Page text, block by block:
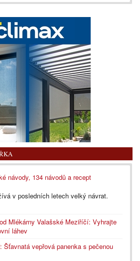
návody, 134 návodů a recept
v posledních letech velký návrat.
Mlékárny Valašské Meziříčí: Vyhrajte
láhev
Šťavnatá vepřová panenka s pečenou